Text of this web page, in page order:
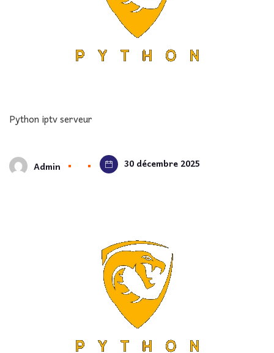
Python iptv serveur
Admin 30 décembre 2025